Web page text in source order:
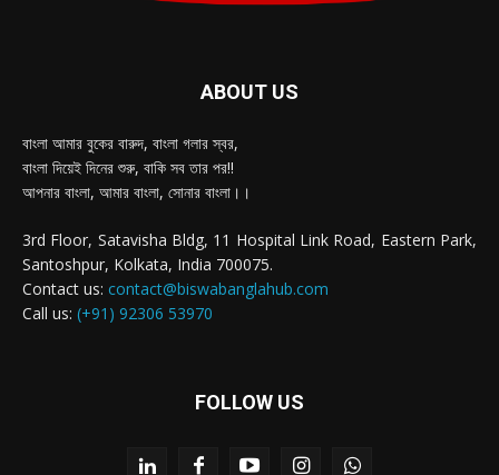
ABOUT US
বাংলা আমার বুকের বারুদ, বাংলা গলার স্বর,
বাংলা দিয়েই দিনের শুরু, বাকি সব তার পর!!
আপনার বাংলা, আমার বাংলা, সোনার বাংলা।।
3rd Floor, Satavisha Bldg, 11 Hospital Link Road, Eastern Park,
Santoshpur, Kolkata, India 700075.
Contact us: contact@biswabanglahub.com
Call us: (+91) 92306 53970
FOLLOW US